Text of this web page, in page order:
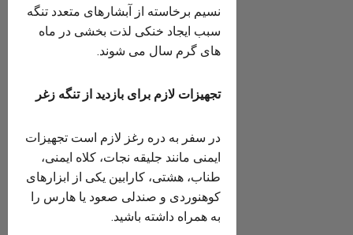
نسیم برخاسته از آبشارهای متعدد تنگه
سبب ایجاد خنکی لذت بخشی در ماه
های گرم سال می شوند.
تجهیزات لازم برای بازدید از تنگه زغر
در سفر به دره رغز لازم است تجهیزات
ایمنی مانند جلیقه نجات، کلاه ایمنی،
طناب، هشتی، کارابین یکی از ابزارهای
کوهنوردی و صندلی صعود یا هارس را
به همراه داشته باشید.